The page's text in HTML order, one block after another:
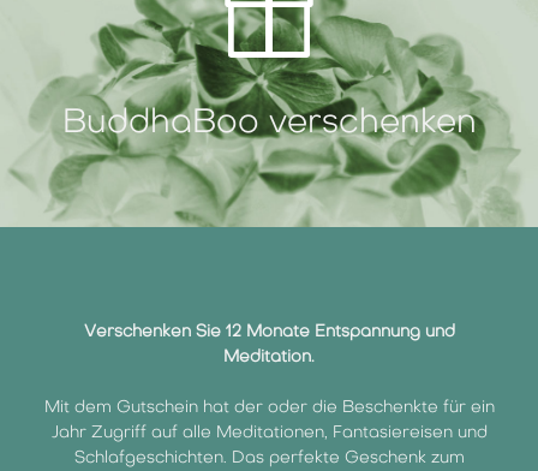
Kontakt & Hilfe
BuddhaBoo für Schulen
Presse
Anmelden
BuddhaBoo verschenken
Verschenken Sie 12 Monate Entspannung und
Meditation.
Mit dem Gutschein hat der oder die Beschenkte für ein
Jahr Zugriff auf alle Meditationen, Fantasiereisen und
Schlafgeschichten. Das perfekte Geschenk zum